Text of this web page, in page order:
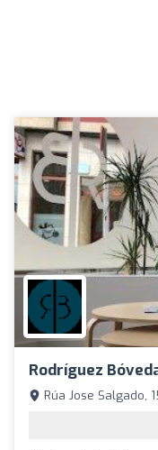
Rodríguez
Rúa Jose Salgado,